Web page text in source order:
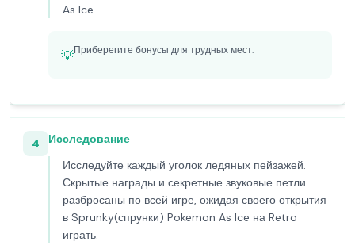
As Ice.
💡Приберегите бонусы для трудных мест.
4
Исследование
Исследуйте каждый уголок ледяных пейзажей.
Скрытые награды и секретные звуковые петли
разбросаны по всей игре, ожидая своего открытия
в Sprunky(спрунки) Pokemon As Ice на Retro
играть.